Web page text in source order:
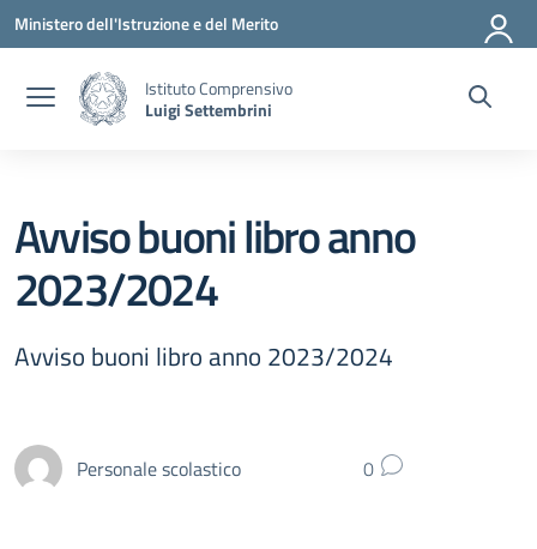
Vai ai contenuti
Vai al menu di navigazione
Vai al footer
Ministero dell'Istruzione e del Merito
Istituto Comprensivo
Luigi Settembrini
Avviso buoni libro anno
2023/2024
Avviso buoni libro anno 2023/2024
Personale scolastico 0